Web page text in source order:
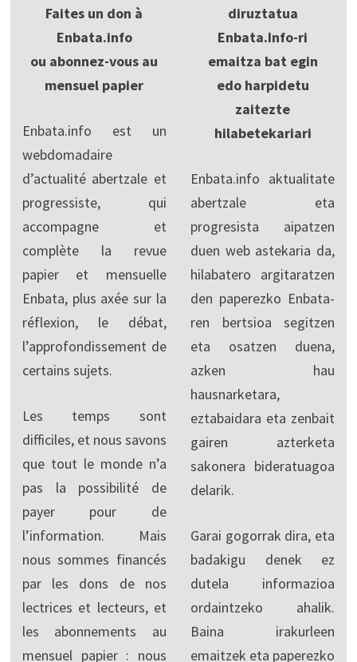
Faites un don à
Enbata.info
ou abonnez-vous au
mensuel papier
Enbata.info est un
webdomadaire
d’actualité abertzale et
progressiste, qui
accompagne et
complète la revue
papier et mensuelle
Enbata, plus axée sur la
réflexion, le débat,
l’approfondissement de
certains sujets.
Les temps sont
difficiles, et nous savons
que tout le monde n’a
pas la possibilité de
payer pour de
l’information. Mais
nous sommes financés
par les dons de nos
lectrices et lecteurs, et
les abonnements au
mensuel papier : nous
diruztatua
Enbata.Info-ri
emaitza bat egin
edo harpidetu
zaitezte
hilabetekariari
Enbata.info aktualitate
abertzale eta
progresista aipatzen
duen web astekaria da,
hilabatero argitaratzen
den paperezko Enbata-
ren bertsioa segitzen
eta osatzen duena,
azken hau
hausnarketara,
eztabaidara eta zenbait
gairen azterketa
sakonera bideratuagoa
delarik.
Garai gogorrak dira, eta
badakigu denek ez
dutela informazioa
ordaintzeko ahalik.
Baina irakurleen
emaitzek eta paperezko